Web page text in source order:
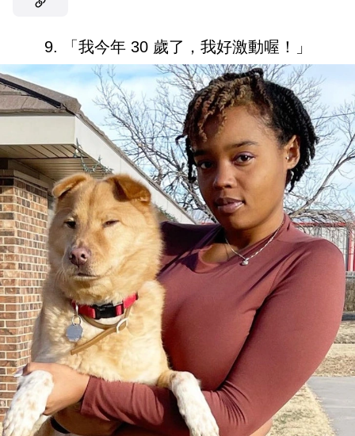
9. 「我今年 30 歲了，我好激動喔！」